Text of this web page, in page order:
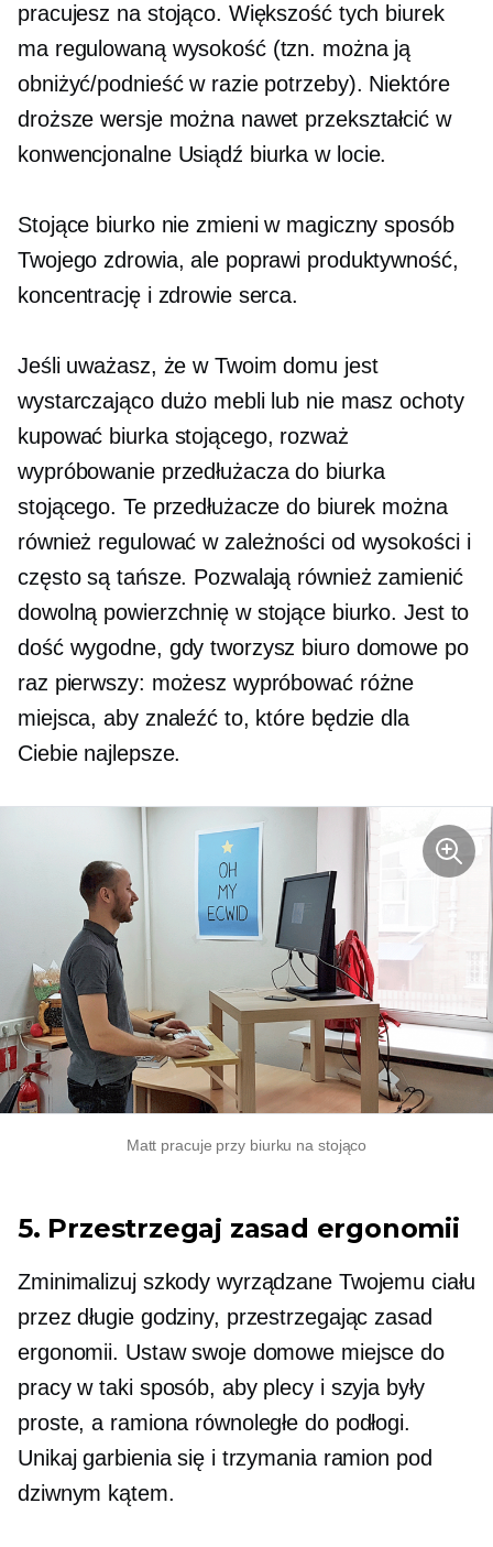
pracujesz na stojąco. Większość tych biurek
ma regulowaną wysokość (tzn. można ją
obniżyć/podnieść w razie potrzeby). Niektóre
droższe wersje można nawet przekształcić w
konwencjonalne Usiądź biurka w locie.
Stojące biurko nie zmieni w magiczny sposób
Twojego zdrowia, ale poprawi produktywność,
koncentrację i zdrowie serca.
Jeśli uważasz, że w Twoim domu jest
wystarczająco dużo mebli lub nie masz ochoty
kupować biurka stojącego, rozważ
wypróbowanie przedłużacza do biurka
stojącego. Te przedłużacze do biurek można
również regulować w zależności od wysokości i
często są tańsze. Pozwalają również zamienić
dowolną powierzchnię w stojące biurko. Jest to
dość wygodne, gdy tworzysz biuro domowe po
raz pierwszy: możesz wypróbować różne
miejsca, aby znaleźć to, które będzie dla
Ciebie najlepsze.
Matt pracuje przy biurku na stojąco
5. Przestrzegaj zasad ergonomii
Zminimalizuj szkody wyrządzane Twojemu ciału
przez długie godziny, przestrzegając zasad
ergonomii. Ustaw swoje domowe miejsce do
pracy w taki sposób, aby plecy i szyja były
proste, a ramiona równoległe do podłogi.
Unikaj garbienia się i trzymania ramion pod
dziwnym kątem.